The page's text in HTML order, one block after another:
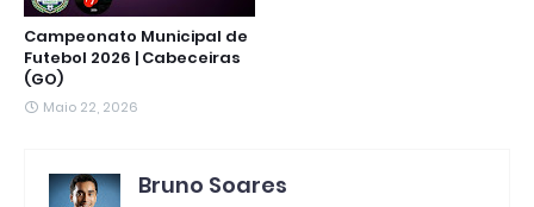
Campeonato Municipal de
Futebol 2026 | Cabeceiras
(GO)
Maio 22, 2026
Bruno Soares